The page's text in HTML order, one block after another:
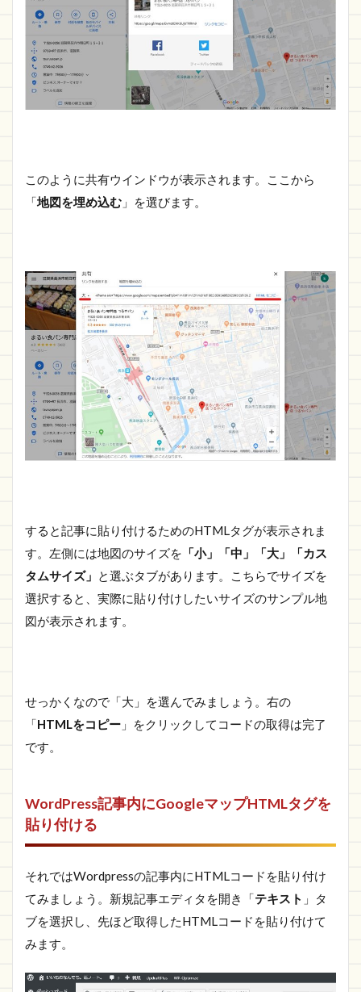
このように共有ウインドウが表示されます。ここから
「地図を埋め込む 」を選びます。
すると記事に貼り付けるためのHTMLタグが表示されま
す。左側には地図のサイズを 「小」「中」「大」「カス
タムサイズ」 と選ぶタブがあります。こちらでサイズを
選択すると、実際に貼り付けしたいサイズのサンプル地
図が表示されます。
せっかくなので「大」を選んでみましょう。右の
「HTMLをコピー 」をクリックしてコードの取得は完了
です。
WordPress記事内にGoogleマップHTMLタグを
貼り付ける
それではWordpressの記事内にHTMLコードを貼り付け
てみましょう。新規記事エディタを開き「テキスト 」タ
ブを選択し、先ほど取得したHTMLコードを貼り付けて
みます。